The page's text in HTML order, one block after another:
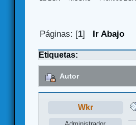
Páginas: [1] Ir Abajo
Etiquetas:
Autor
Wkr